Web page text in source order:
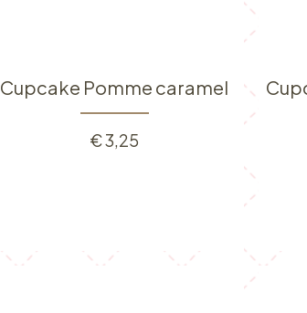
Cupcake Pomme caramel
€3,25